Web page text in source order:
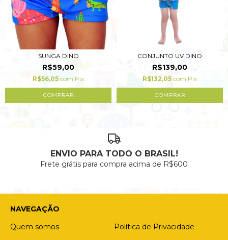
SUNGA DINO
R$59,00
R$56,05 com Pix
COMPRAR
CONJUNTO UV DINO
R$139,00
R$132,05 com Pix
COMPRAR
ENVIO PARA TODO O BRASIL!
Frete grátis para compra acima de R$600
NAVEGAÇÃO
Quem somos
Política de Privacidade